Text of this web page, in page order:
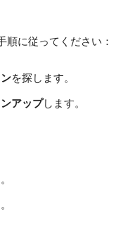
に従ってください：
を探します。
アップします。